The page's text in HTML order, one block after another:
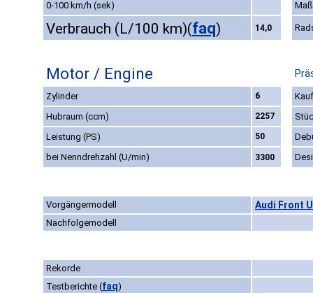
0-100 km/h (sek)
Verbrauch (L/100 km)(faq) 14,0
Motor / Engine
Zylinder 6
Hubraum (ccm)
2257
Leistung (PS)
50
bei Nenndrehzahl (U/min)
3300
Vorgängermodell Audi Front
Nachfolgemodell
Rekorde
Testberichte (faq)